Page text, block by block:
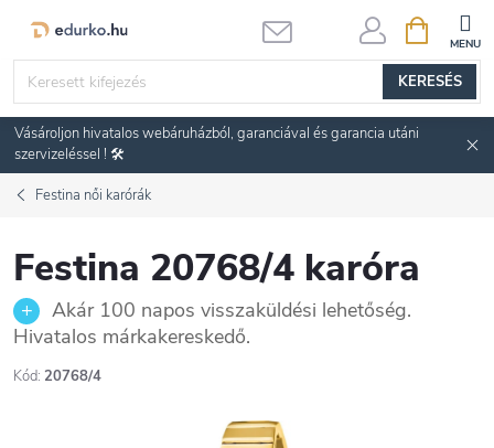
KERESÉS
KOSÁR
Vásároljon hivatalos webáruházból, garanciával és garancia utáni
szervizeléssel ! 🛠️
Festina női karórák
Festina 20768/4 karóra
Akár 100 napos visszaküldési lehetőség.
Hivatalos márkakereskedő.
Kód: 20768/4